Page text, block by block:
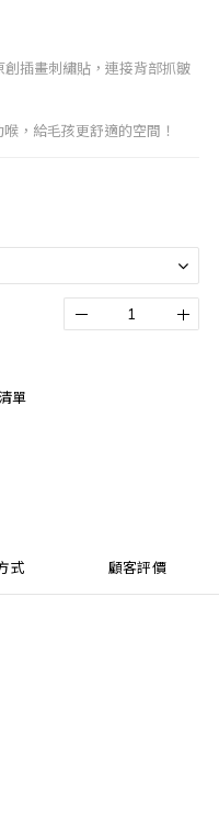
插畫刺繡貼，連接背部抓皺
，給毛孩更舒適的空間！
單
式 顧客評價